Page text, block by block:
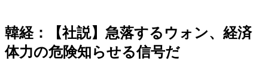
韓経：【社説】急落するウォン、経済
体力の危険知らせる信号だ